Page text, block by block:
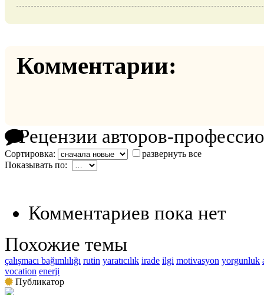
Комментарии:
Рецензии авторов-
Сортировка:
развернуть все
Показывать по:
Комментариев пока нет
Похожие темы
çalışmacı bağımlılığı rutin yaratıcılık irade ilgi motivasyon yorgunluk
vocation enerji
Публикатор